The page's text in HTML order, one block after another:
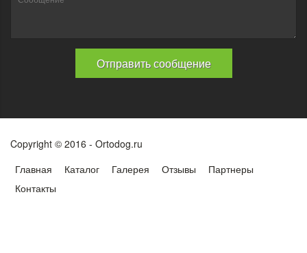
Copyright © 2016 - Ortodog.ru
Главная
Каталог Галерея Отзывы
Партнеры
Контакты